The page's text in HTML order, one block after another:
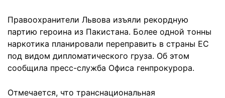
Правоохранители Львова изъяли рекордную
партию героина из Пакистана. Более одной тонны
наркотика планировали переправить в страны ЕС
под видом дипломатического груза. Об этом
сообщила пресс-служба Офиса генпрокурора.
Отмечается, что транснациональная